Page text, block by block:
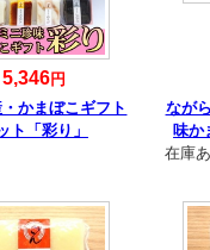
5,346円
かまぼこギフト
ト「彩り」
なが
味か
在庫